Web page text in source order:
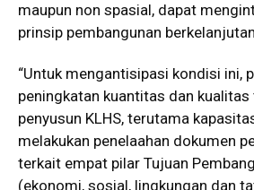
maupun non spasial, dapat
prinsip pembangunan
“Untuk mengantisipasi kondisi ini,
peningkatan kuantitas dan kualitas
penyusun KLHS, terutama
melakukan penelaahan dokumen
terkait empat pilar Tujuan
(ekonomi, sosial, lingkungan dan